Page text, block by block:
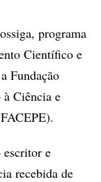
programa
Científico e
Fundação
Ciência e
escritor e
recebida de